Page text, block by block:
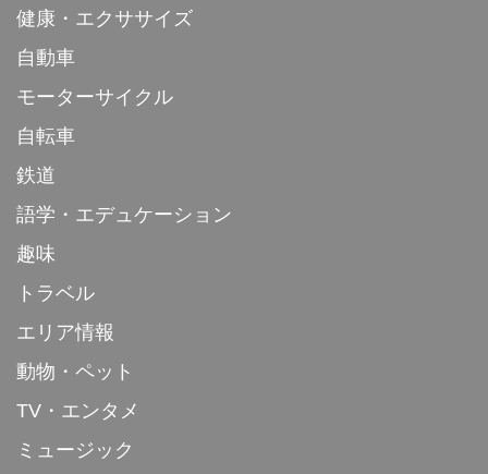
健康・エクササイズ
自動車
モーターサイクル
自転車
鉄道
語学・エデュケーション
趣味
トラベル
エリア情報
動物・ペット
TV・エンタメ
ミュージック